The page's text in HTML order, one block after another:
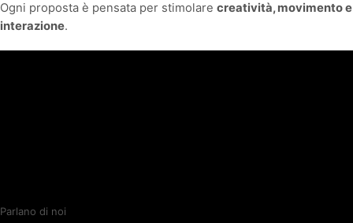
Ogni proposta è pensata per stimolare creatività, movimento e
interazione.
Parlano di noi